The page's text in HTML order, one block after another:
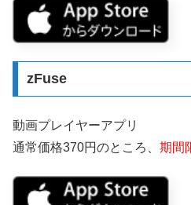
zFuse
動画プレイヤーアプリ
通常価格370円のところ、 期間